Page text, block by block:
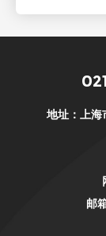
地址：上
邮